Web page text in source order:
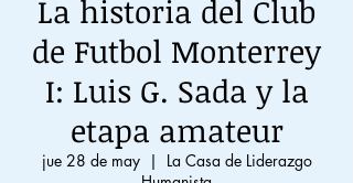
La historia del Club
de Futbol Monterrey
I: Luis G. Sada y la
etapa amateur
jue 28 de may
  |
La Casa de Liderazgo